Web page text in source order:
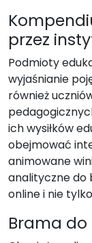
przez
Podmioty
wyjaśnianie
również
ich wysiłków
obejmować
animowane
analityczne do
online i nie
Brama